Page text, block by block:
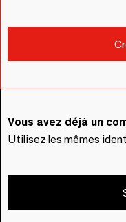
Vous avez déjà un
Utilisez les mêmes